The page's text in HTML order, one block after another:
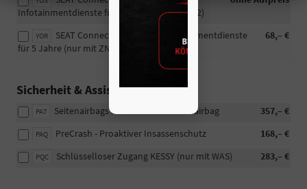
Infotainmentdienste für 3 Jahre (nur mit ZN2)
YOR 68,– €
SEAT Connect Plus Online-Infotainmentdienste
für 5 Jahre (nur mit ZN2)
Sicherheit & Assistenz
PA7 357,– €
Seitenairbags hinten + Fahrer-Knieairbag
PAQ 168,– €
PreCrash - Proaktiver Insassenschutz
PQC 283,– €
Schlüsselloser Zugang KESSY (nur mit WAS)